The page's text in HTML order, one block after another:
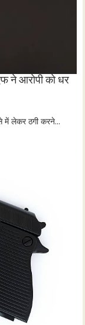
ने आरोपी को धर
में लेकर ठगी करने...